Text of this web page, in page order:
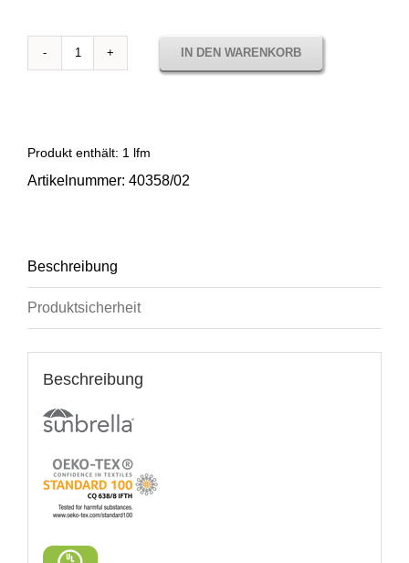
Sunbrella
Sale-
IN DEN WARENKORB
Produkt enthält: 1 lfm
Artikelnummer: 40358/02
Beschreibung
Produktsicherheit
Beschreibung